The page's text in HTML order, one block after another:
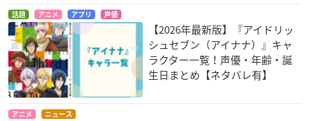
話題 アニメ アプリ 声優
【2026年最新版】『アイドリッ
シュセブン（アイナナ）』キャ
ラクター一覧！声優・年齢・誕
生日まとめ【ネタバレ有】
アニメ ニュース